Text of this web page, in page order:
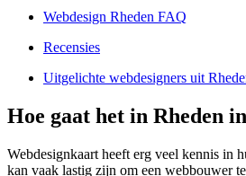
Webdesign Rheden FAQ
Recensies
Uitgelichte webdesigners uit
Hoe gaat het in Rheden
Webdesignkaart heeft erg veel kennis in
kan vaak lastig zijn om een webbouwer